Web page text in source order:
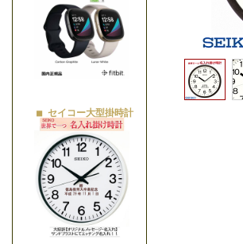
■ セイコー大型掛時計